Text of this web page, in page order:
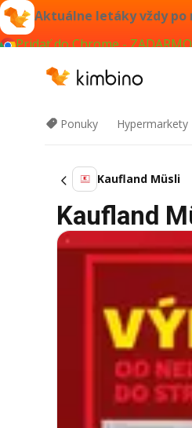
Aktuálne letáky vždy po
Pridať do Chrome - ZADARMO
Ponuky Hypermarkety
Kaufland Müsli
Kaufland